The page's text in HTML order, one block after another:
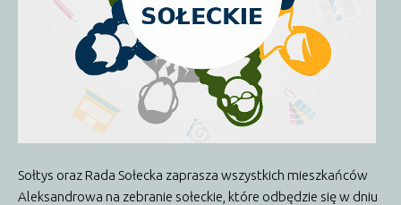
Sołtys oraz Rada Sołecka zaprasza wszystkich mieszkańców
Aleksandrowa na zebranie sołeckie, które odbędzie się w dniu